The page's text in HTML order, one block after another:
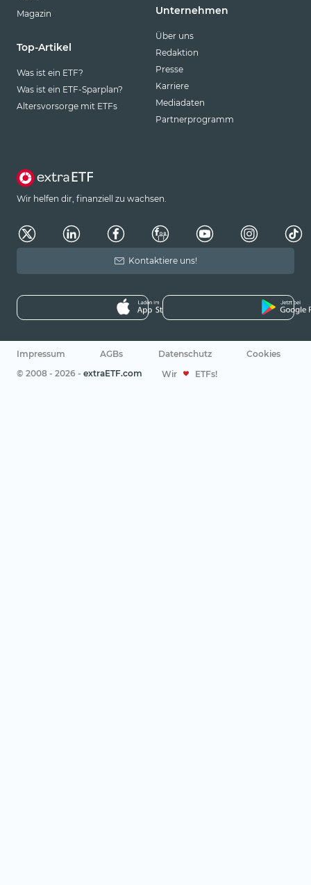
Magazin
Top-Artikel
Was ist ein ETF?
Was ist ein ETF-Sparplan?
Altersvorsorge mit ETFs
Unternehmen
Über uns
Redaktion
Presse
Karriere
Mediadaten
Partnerprogramm
Wir helfen dir, finanziell zu wachsen.
Kontaktiere uns!
Impressum AGBs Datenschutz
Cookies
© 2008 - 2026 - extraETF.com Wir ETFs!